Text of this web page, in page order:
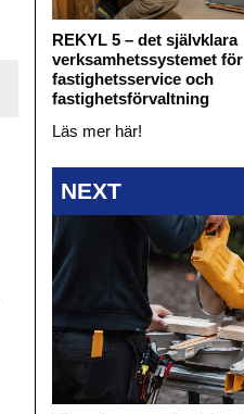
REKYL 5 – det självklara
verksamhetssystemet för
fastighetsservice och
fastighetsförvaltning
Läs mer här!
NEXT